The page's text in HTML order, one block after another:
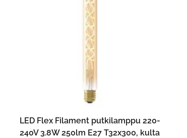
LISÄÄ OSTOSKORIIN
LED Flex Filament putkilamppu 220-
240V 3.8W 250lm E27 T32x300, kulta